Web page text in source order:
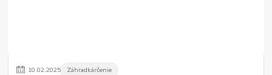
10.02.2025 Záhradkárčenie